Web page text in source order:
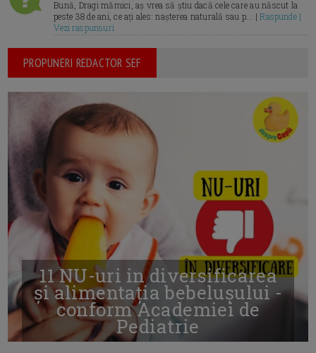
Bună, Dragi mămici, aș vrea să știu dacă cele care au născut la
peste 38 de ani, ce ați ales: nașterea naturală sau p... |Raspunde |
Vezi raspunsuri
PROPUNERI REDACTOR SEF
11 NU-uri in diversificarea
și alimentația bebelușului -
conform Academiei de
Pediatrie